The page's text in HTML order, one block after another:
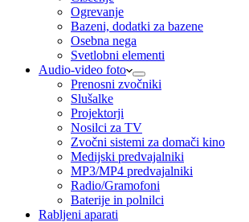
Ogrevanje
Bazeni, dodatki za bazene
Osebna nega
Svetlobni elementi
Audio-video foto
Prenosni zvočniki
Slušalke
Projektorji
Nosilci za TV
Zvočni sistemi za domači kino
Medijski predvajalniki
MP3/MP4 predvajalniki
Radio/Gramofoni
Baterije in polnilci
Rabljeni aparati